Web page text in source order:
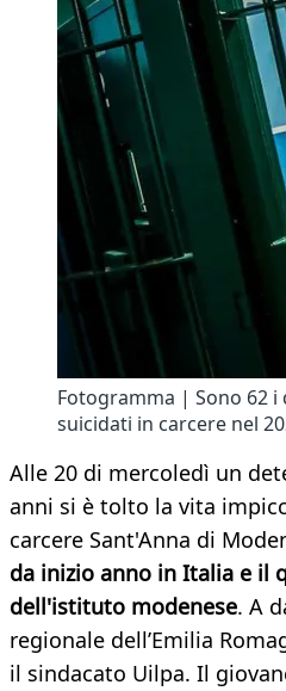
Fotogramma | Sono 62 i
suicidati in carcere nel
Alle 20 di mercoledì un
anni si è tolto la vita
carcere Sant'Anna di
da inizio anno in Italia e il
dell'istituto modenese. A
regionale dell’Emilia
il sindacato Uilpa. Il